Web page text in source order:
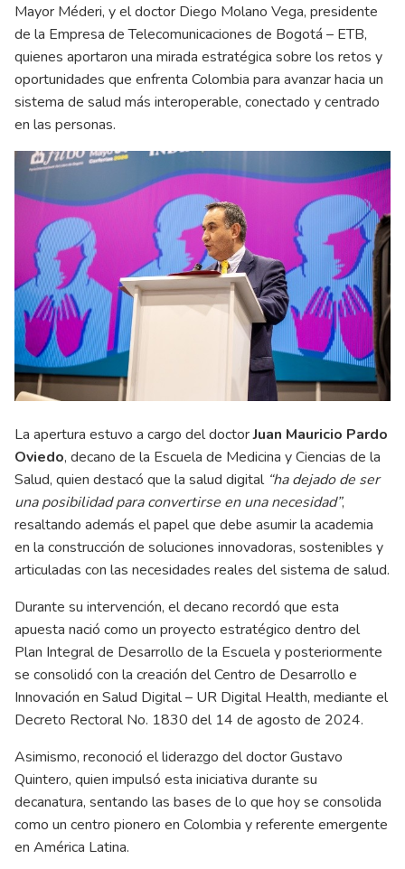
Mayor Méderi, y el doctor Diego Molano Vega, presidente
de la Empresa de Telecomunicaciones de Bogotá – ETB,
quienes aportaron una mirada estratégica sobre los retos y
oportunidades que enfrenta Colombia para avanzar hacia un
sistema de salud más interoperable, conectado y centrado
en las personas.
La apertura estuvo a cargo del doctorJuan Mauricio Pardo
Oviedo, decano de la Escuela de Medicina y Ciencias de la
Salud, quien destacó que la salud digital “ha dejado de ser
una posibilidad para convertirse en una necesidad”,
resaltando además el papel que debe asumir la academia
en la construcción de soluciones innovadoras, sostenibles y
articuladas con las necesidades reales del sistema de salud.
Durante su intervención, el decano recordó que esta
apuesta nació como un proyecto estratégico dentro del
Plan Integral de Desarrollo de la Escuela y posteriormente
se consolidó con la creación del Centro de Desarrollo e
Innovación en Salud Digital – UR Digital Health, mediante el
Decreto Rectoral No. 1830 del 14 de agosto de 2024.
Asimismo, reconoció el liderazgo del doctor Gustavo
Quintero, quien impulsó esta iniciativa durante su
decanatura, sentando las bases de lo que hoy se consolida
como un centro pionero en Colombia y referente emergente
en América Latina.